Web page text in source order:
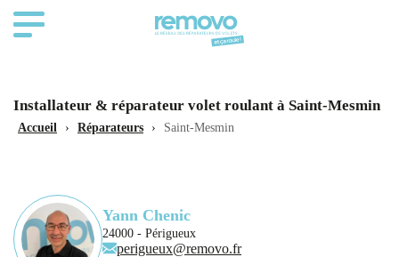
Installateur & réparateur volet roulant à Saint-Mesmin
Accueil › Réparateurs › Saint-Mesmin
Yann Chenic
24000 - Périgueux
perigueux@removo.fr